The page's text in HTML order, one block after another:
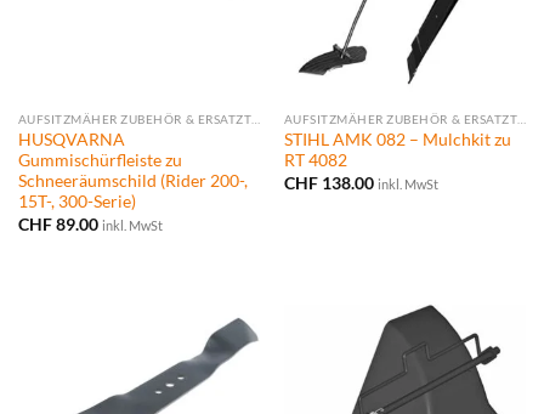
AUFSITZMÄHER ZUBEHÖR & ERSATZTEILE
HUSQVARNA
Gummischürfleiste zu
Schneeräumschild (Rider 200-,
15T-, 300-Serie)
CHF89.00 inkl. MwSt
AUFSITZMÄHER ZUBEHÖR & ERSATZTEILE
STIHL AMK 082 – Mulchkit zu
RT 4082
CHF138.00 inkl. MwSt